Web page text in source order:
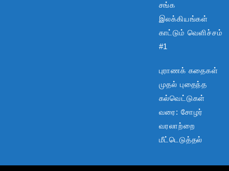
சங்க
இலக்கியங்கள்
காட்டும் வெளிச்சம்
#1
புராணக் கதைகள்
முதல் புதைந்த
கல்வெட்டுகள்
வரை: சோழர்
வரலாற்றை
மீட்டெடுத்தல்